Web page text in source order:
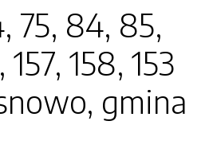
75, 84, 85,
157, 158, 153
gmina